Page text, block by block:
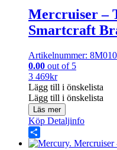
Mercruiser –
Smartcraft
Artikelnummer:
0.00 out of 5
3 469kr
Lägg till i önskelista
Lägg till i önskelista
Läs mer
Köp Detaljinfo
Share